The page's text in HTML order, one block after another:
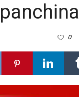
0